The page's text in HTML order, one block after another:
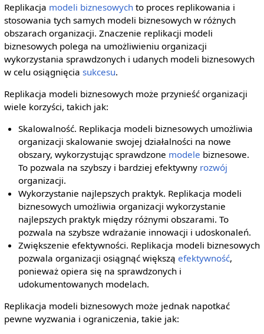
Replikacja modeli biznesowychto proces replikowania i
stosowania tych samych modeli biznesowych w różnych
obszarach organizacji. Znaczenie replikacji modeli
biznesowych polega na umożliwieniu organizacji
wykorzystania sprawdzonych i udanych modeli biznesowych
w celu osiągnięcia sukcesu.
Replikacja modeli biznesowych może przynieść organizacji
wiele korzyści, takich jak:
Skalowalność. Replikacja modeli biznesowych umożliwia
organizacji skalowanie swojej działalności na nowe
obszary, wykorzystując sprawdzone modele biznesowe.
To pozwala na szybszy i bardziej efektywny rozwój
organizacji.
Wykorzystanie najlepszych praktyk. Replikacja modeli
biznesowych umożliwia organizacji wykorzystanie
najlepszych praktyk między różnymi obszarami. To
pozwala na szybsze wdrażanie innowacji i udoskonaleń.
Zwiększenie efektywności. Replikacja modeli biznesowych
pozwala organizacji osiągnąć większąefektywność,
ponieważ opiera się na sprawdzonych i
udokumentowanych modelach.
Replikacja modeli biznesowych może jednak napotkać
pewne wyzwania i ograniczenia, takie jak: